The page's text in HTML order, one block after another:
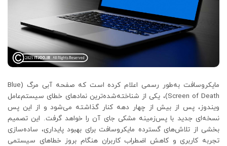
مایکروسافت به‌طور رسمی اعلام کرده است که صفحه آبی مرگ (Blue
Screen of Death)، یکی از شناخته‌شده‌ترین نمادهای خطای سیستم‌عامل
ویندوز، پس از بیش از چهار دهه کنار گذاشته می‌شود و از این پس
نسخه‌ای جدید با پس‌زمینه مشکی جای آن را خواهد گرفت. این تصمیم
بخشی از تلاش‌های گسترده مایکروسافت برای بهبود پایداری، ساده‌سازی
تجربه کاربری و کاهش اضطراب کاربران هنگام بروز خطاهای سیستمی